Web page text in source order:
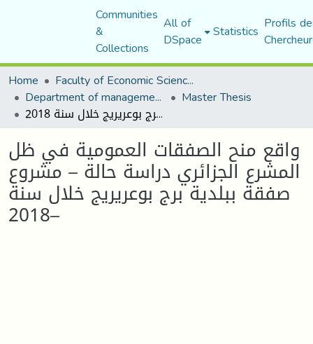
Communities
&
Collections
All of
DSpace Statistics Profils
Home
Faculty of Economic Sciences, Commerce and Management Sciences
Department of management sciences Master Thesis
واقع منح الصفقات العمومية في ظل المشرع الجزائري دراسة حالة – مشروع صفقة ببلدية برج بوعريريج خلال سنة 2018–
واقع منح الصفقات العمومية في ظل
المشرع الجزائري دراسة حالة – مشروع
صفقة ببلدية برج بوعريريج خلال سنة
2018–